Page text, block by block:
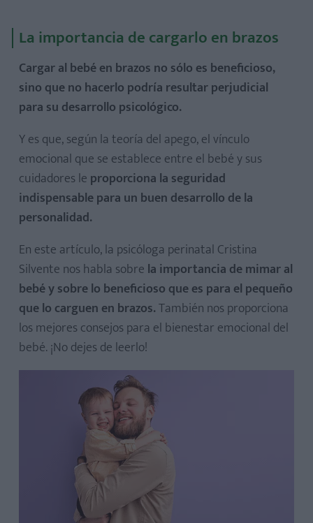
La importancia de cargarlo en brazos
Cargar al bebé en brazos no sólo es beneficioso,
sino que no hacerlo podría resultar perjudicial
para su desarrollo psicológico.
Y es que, según la teoría del apego, el vínculo
emocional que se establece entre el bebé y sus
cuidadores le proporciona la seguridad
indispensable para un buen desarrollo de la
personalidad.
En este artículo, la psicóloga perinatal Cristina
Silvente nos habla sobre la importancia de mimar al
bebé y sobre lo beneficioso que es para el pequeño
que lo carguen en brazos.También nos proporciona
los mejores consejos para el bienestar emocional del
bebé. ¡No dejes de leerlo!